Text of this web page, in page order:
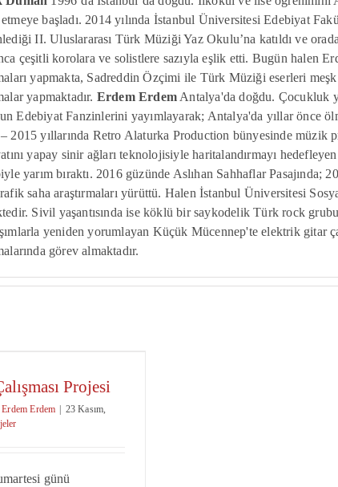
başladı. 2014 yılında İstanbul Üniversitesi Edebiyat
II. Uluslararası Türk Müziği Yaz Okulu’na katıldı ve
çeşitli korolara ve solistlere sazıyla eşlik etti. Bugün halen
yapmakta, Sadreddin Özçimi ile Türk Müziği eserleri
yapmaktadır. Erdem ErdemAntalya'da doğdu. Çocukluk
Edebiyat Fanzinlerini yayımlayarak; Antalya'da yıllar önce
2015 yıllarında Retro Alaturka Production bünyesinde müzik
yapay sinir ağları teknolojisiyle haritalandırmayı
yarım bıraktı. 2016 güzünde Aslıhan Sahhaflar Pasajında;
saha araştırmaları yürüttü. Halen İstanbul Üniversitesi
Sivil yaşantısında ise köklü bir saykodelik Türk rock
yeniden yorumlayan Küçük Mücennep'te elektrik gitar
görev almaktadır.
Projesi
Erdem | 23 Kasım,
günü